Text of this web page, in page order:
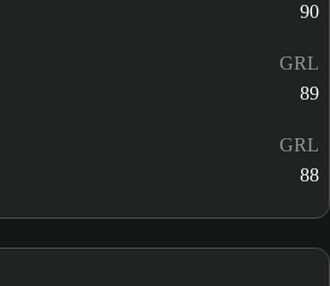
90
GRL
89
GRL
88